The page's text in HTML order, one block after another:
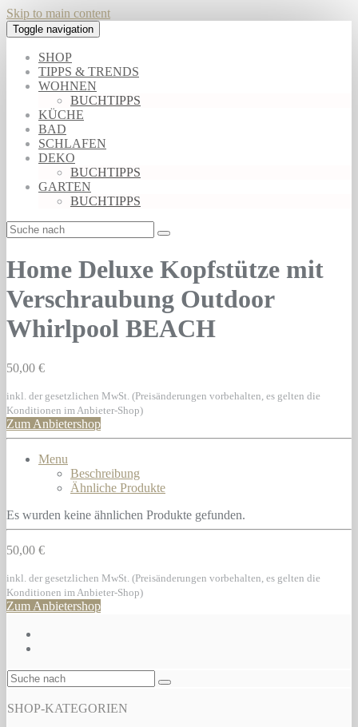
Skip to main content
Toggle navigation
SHOP
TIPPS & TRENDS
WOHNEN
BUCHTIPPS
KÜCHE
BAD
SCHLAFEN
DEKO
BUCHTIPPS
GARTEN
BUCHTIPPS
Home Deluxe Kopfstütze mit
Verschraubung Outdoor
Whirlpool BEACH
50,00 €
inkl. der gesetzlichen MwSt. (Preisänderungen vorbehalten, es gelten die
Konditionen im Anbieter-Shop)
Zum Anbietershop
Menu
Beschreibung
Ähnliche Produkte
Es wurden keine ähnlichen Produkte gefunden.
50,00 €
inkl. der gesetzlichen MwSt. (Preisänderungen vorbehalten, es gelten die
Konditionen im Anbieter-Shop)
Zum Anbietershop
SHOP-KATEGORIEN